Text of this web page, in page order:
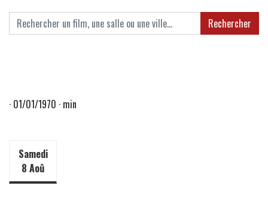
Rechercher
· 01/01/1970 · min
Samedi
8 Aoû